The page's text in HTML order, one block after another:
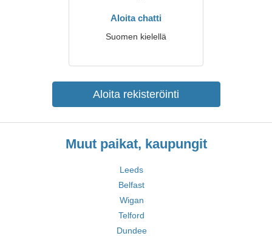
Aloita chatti
Suomen kielellä
Aloita rekisteröinti
Muut paikat, kaupungit
Leeds
Belfast
Wigan
Telford
Dundee